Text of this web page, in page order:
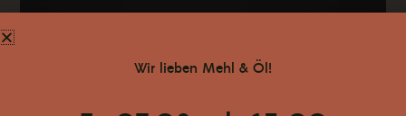
Wir lieben Mehl & Öl!